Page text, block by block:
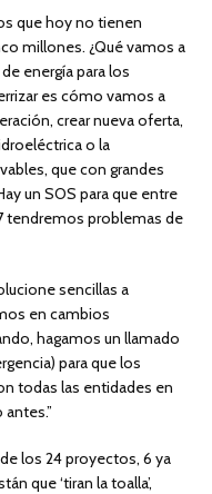
que hoy no tienen
millones. ¿Qué vamos a
energía para los
es cómo vamos a
crear nueva oferta,
o la
que con grandes
un SOS para que entre
tendremos problemas de
sencillas a
en cambios
hagamos un llamado
para que los
todas las entidades en
los 24 proyectos, 6 ya
que ‘tiran la toalla’,